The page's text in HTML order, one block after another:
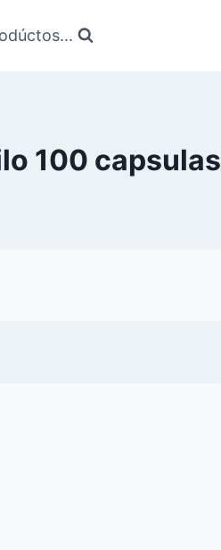
100 capsulas